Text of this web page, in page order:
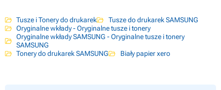
Tusze i Tonery do drukarek
Tusze do drukarek SAMSUNG
Oryginalne wkłady - Oryginalne tusze i tonery
Oryginalne wkłady SAMSUNG - Oryginalne tusze i tonery
SAMSUNG
Tonery do drukarek SAMSUNG
Biały papier xero